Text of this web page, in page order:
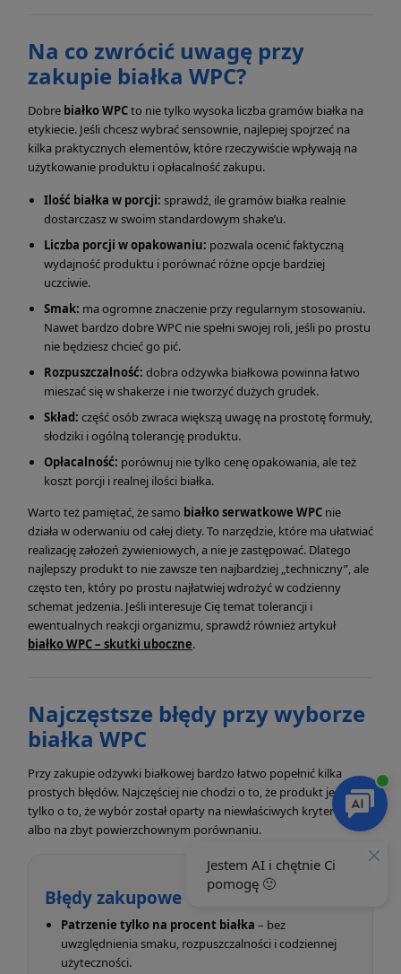
Na co zwrócić uwagę przy
zakupie białka WPC?
Dobre białko WPCto nie tylko wysoka liczba gramów białka na
etykiecie. Jeśli chcesz wybrać sensownie, najlepiej spojrzeć na
kilka praktycznych elementów, które rzeczywiście wpływają na
użytkowanie produktu i opłacalność zakupu.
Ilość białka w porcji: sprawdź, ile gramów białka realnie
dostarczasz w swoim standardowym shake’u.
Liczba porcji w opakowaniu: pozwala ocenić faktyczną
wydajność produktu i porównać różne opcje bardziej
uczciwie.
Smak: ma ogromne znaczenie przy regularnym stosowaniu.
Nawet bardzo dobre WPC nie spełni swojej roli, jeśli po prostu
nie będziesz chcieć go pić.
Rozpuszczalność: dobra odżywka białkowa powinna łatwo
mieszać się w shakerze i nie tworzyć dużych grudek.
Skład: część osób zwraca większą uwagę na prostotę formuły,
słodziki i ogólną tolerancję produktu.
Opłacalność: porównuj nie tylko cenę opakowania, ale też
koszt porcji i realnej ilości białka.
Warto też pamiętać, że samo białko serwatkowe WPC nie
działa w oderwaniu od całej diety. To narzędzie, które ma ułatwiać
realizację założeń żywieniowych, a nie je zastępować. Dlatego
najlepszy produkt to nie zawsze ten najbardziej „techniczny”, ale
często ten, który po prostu najłatwiej wdrożyć w codzienny
schemat jedzenia. Jeśli interesuje Cię temat tolerancji i
ewentualnych reakcji organizmu, sprawdź również artykuł
białko WPC – skutki uboczne.
Najczęstsze błędy przy wyborze
białka WPC
Przy zakupie odżywki białkowej bardzo łatwo popełnić kilka
prostych błędów. Najczęściej nie chodzi o to, że produkt jest zły,
tylko o to, że wybór został oparty na niewłaściwych kryteriach
albo na zbyt powierzchownym porównaniu.
Błędy zakupowe
Patrzenie tylko na procent białka – bez
uwzględnienia smaku, rozpuszczalności i codziennej
użyteczności.